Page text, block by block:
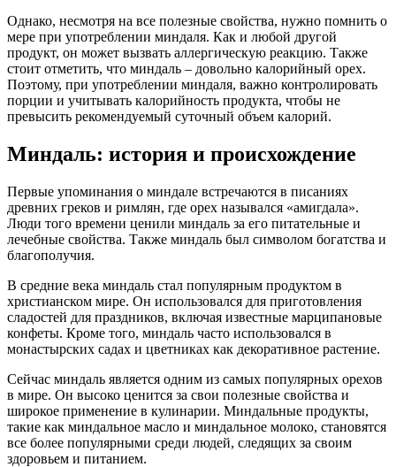
Однако, несмотря на все полезные свойства, нужно помнить о
мере при употреблении миндаля. Как и любой другой
продукт, он может вызвать аллергическую реакцию. Также
стоит отметить, что миндаль – довольно калорийный орех.
Поэтому, при употреблении миндаля, важно контролировать
порции и учитывать калорийность продукта, чтобы не
превысить рекомендуемый суточный объем калорий.
Миндаль: история и происхождение
Первые упоминания о миндале встречаются в писаниях
древних греков и римлян, где орех назывался «амигдала».
Люди того времени ценили миндаль за его питательные и
лечебные свойства. Также миндаль был символом богатства и
благополучия.
В средние века миндаль стал популярным продуктом в
христианском мире. Он использовался для приготовления
сладостей для праздников, включая известные марципановые
конфеты. Кроме того, миндаль часто использовался в
монастырских садах и цветниках как декоративное растение.
Сейчас миндаль является одним из самых популярных орехов
в мире. Он высоко ценится за свои полезные свойства и
широкое применение в кулинарии. Миндальные продукты,
такие как миндальное масло и миндальное молоко, становятся
все более популярными среди людей, следящих за своим
здоровьем и питанием.